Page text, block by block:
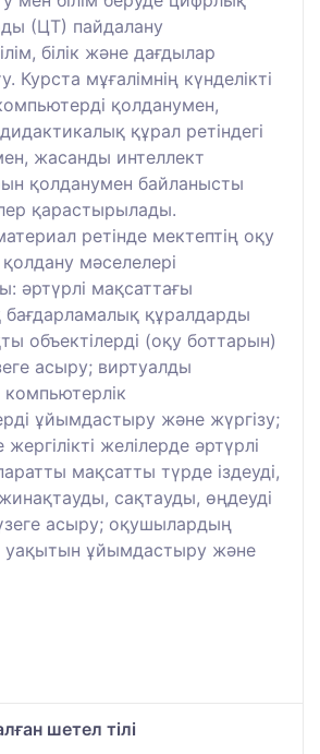
(ЦТ) пайдалану
білік және дағдылар
Курста мұғалімнің күнделікті
қолданумен,
құрал ретіндегі
жасанды интеллект
қолданумен байланысты
қарастырылады.
ретінде мектептің оқу
мәселелері
әртүрлі мақсаттағы
бағдарламалық құралдарды
объектілерді (оқу боттарын)
асыру; виртуалды
ұйымдастыру және жүргізу;
желілерде әртүрлі
мақсатты түрде іздеуді,
сақтауды, өңдеуді
асыру; оқушылардың
уақытын ұйымдастыру және
шетел тілі